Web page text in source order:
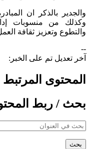
والجدير بالذكر ان
وكذلك من منسوبات
والتطوع وتعزيز ثقافة
--
آخر تعديل تم على الخبر:
المحتوى المرتبط
بحث / ربط